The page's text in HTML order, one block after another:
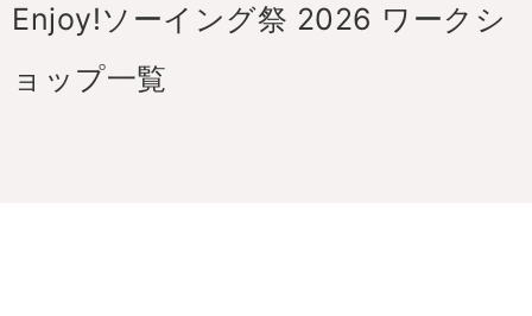
Enjoy!ソーイング祭 2026 ワークシ
ョップ一覧